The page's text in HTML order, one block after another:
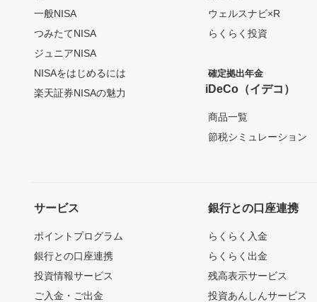
一般NISA
つみたてNISA
ジュニアNISA
NISAをはじめるには
楽天証券NISAの魅力
ウェルスナビ×R
らくらく投資
確定拠出年金
iDeCo（イデコ）
商品一覧
節税シミュレーション
サービス
ポイントプログラム
銀行との口座連携
投資情報サービス
ご入金・ご出金
銀行との口座連携
らくらく入金
らくらく出金
残高表示サービス
投資あんしんサービス